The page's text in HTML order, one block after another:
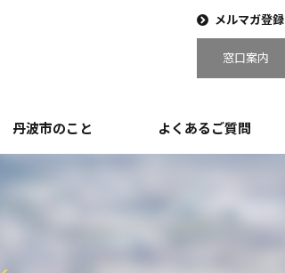
メルマガ登録
窓口案内
丹波市のこと よくあるご質問